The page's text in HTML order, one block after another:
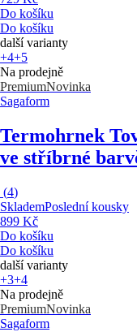
Do košíku
Do košíku
další varianty
+4+5
Na prodejně
PremiumNovinka
Sagaform
Termohrnek
ve stříbrné
(4)
SklademPoslední kousky
899 Kč
Do košíku
Do košíku
další varianty
+3+4
Na prodejně
PremiumNovinka
Sagaform